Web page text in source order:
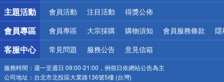
詐騙網頁！請小心！
主題活動 會員活動 注目活動 得獎公佈
會員專區 會員專區 大宗採購 購物須知 會員服務條款 隱
客服中心 常見問題 服務公告 意見信箱
服務時間： 週一至週日 09:00-21:00，例假日依網站公告為主
公司地址： 台北市北投區大業路136號5樓 (台灣)